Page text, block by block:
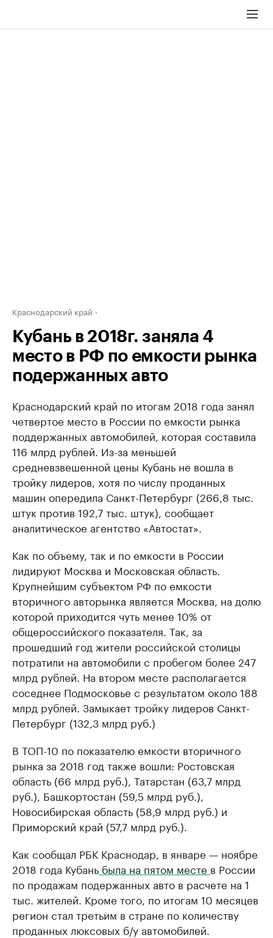
Краснодарский край
Кубань в 2018г. заняла 4
место в РФ по емкости рынка
подержанных авто
Краснодарский край по итогам 2018 года занял
четвертое место в России по емкости рынка
поддержанных автомобилей, которая составила
116 млрд рублей. Из-за меньшей
средневзвешенной цены Кубань не вошла в
тройку лидеров, хотя по числу проданных
машин опередила Санкт-Петербург (266,8 тыс.
штук против 192,7 тыс. штук), сообщает
аналитическое агентство «Автостат».
Как по объему, так и по емкости в России
лидируют Москва и Московская область.
Крупнейшим субъектом РФ по емкости
вторичного авторынка является Москва, на долю
которой приходится чуть менее 10% от
общероссийского показателя. Так, за
прошедший год жители российской столицы
потратили на автомобили с пробегом более 247
млрд рублей. На втором месте располагается
соседнее Подмосковье с результатом около 188
млрд рублей. Замыкает тройку лидеров Санкт-
Петербург (132,3 млрд руб.)
В ТОП-10 по показателю емкости вторичного
рынка за 2018 год также вошли: Ростовская
область (66 млрд руб.), Татарстан (63,7 млрд
руб.), Башкортостан (59,5 млрд руб.),
Новосибирская область (58,9 млрд руб.) и
Приморский край (57,7 млрд руб.).
Как сообщал РБК Краснодар, в январе — ноябре
2018 года Кубань была на пятом месте в России
по продажам подержанных авто в расчете на 1
тыс. жителей. Кроме того, по итогам 10 месяцев
регион стал третьим в стране по количеству
проданных люксовых б/у автомобилей.